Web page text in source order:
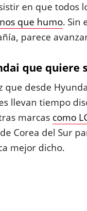
en que todos
que humo. Sin
parece
que quiere
que desde
llevan tiempo
marcas como
Corea del Sur
mejor dicho.